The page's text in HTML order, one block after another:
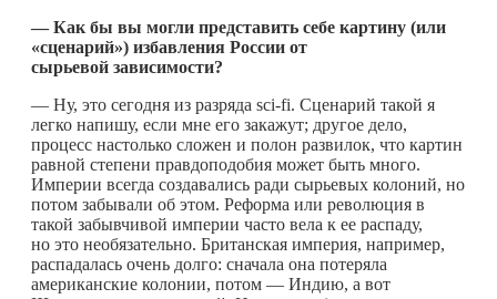
— Как бы вы могли представить себе картину (или
«сценарий») избавления России от
сырьевой зависимости?
— Ну, это сегодня из разряда sci-fi. Сценарий такой я
легко напишу, если мне его закажут; другое дело,
процесс настолько сложен и полон развилок, что картин
равной степени правдоподобия может быть много.
Империи всегда создавались ради сырьевых колоний, но
потом забывали об этом. Реформа или революция в
такой забывчивой империи часто вела к ее распаду,
но это необязательно. Британская империя, например,
распадалась очень долго: сначала она потеряла
американские колонии, потом — Индию, а вот